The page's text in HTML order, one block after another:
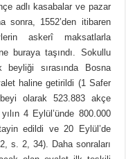
adlı kasabalar ve pazar
sonra, 1552’den itibaren
askerî maksatlarla
buraya taşındı. Sokullu
beyliği sırasında Bosna
haline getirildi (1 Safer
olarak 523.883 akçe
4 Eylül’ünde 800.000
edildi ve 20 Eylül’de
s. 2, 34). Daha sonraları